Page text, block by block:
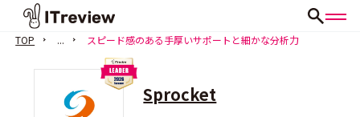
TOP ... スピード感のある手厚いサポートと細かな分析力
Sprocket